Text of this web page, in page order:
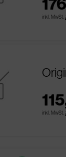
inkl. MwSt.
inkl. MwSt.